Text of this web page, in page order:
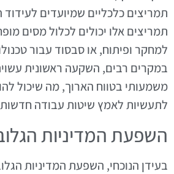
תמריצים כלכליים שמיועדים
תמריצים אלו יכולים לכלול מסים
למחקר ופיתוח, או סבסוד עבור
במקרים רבים, השקעה ראשונית
משמעותי בטווח הארוך, מה שיכול
לתעשיות לאמץ שיטות עבודה
השפעת המדיניות
בעידן הנוכחי, השפעת המדיניות